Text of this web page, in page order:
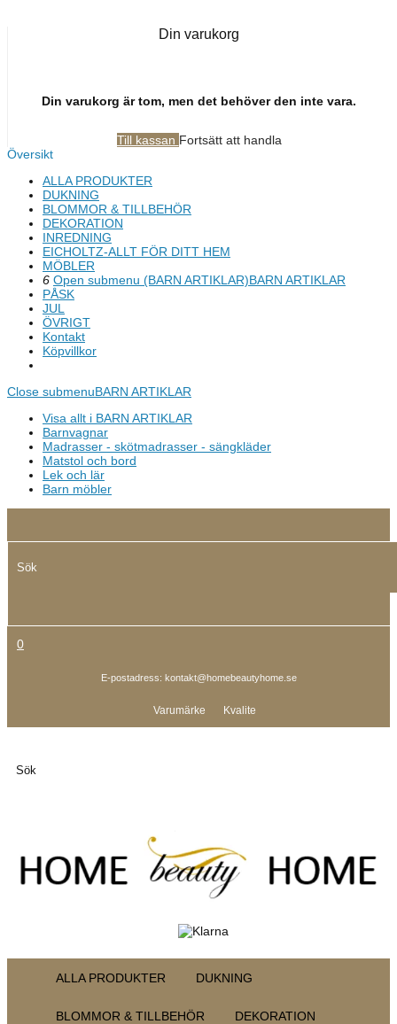
Din varukorg
Din varukorg är tom, men det behöver den inte vara.
Till kassan Fortsätt att handla
Översikt
ALLA PRODUKTER
DUKNING
BLOMMOR & TILLBEHÖR
DEKORATION
INREDNING
EICHOLTZ-ALLT FÖR DITT HEM
MÖBLER
6 Open submenu (BARN ARTIKLAR)BARN ARTIKLAR
PÅSK
JUL
ÖVRIGT
Kontakt
Köpvillkor
Close submenuBARN ARTIKLAR
Visa allt i BARN ARTIKLAR
Barnvagnar
Madrasser - skötmadrasser - sängkläder
Matstol och bord
Lek och lär
Barn möbler
0
E-postadress: kontakt@homebeautyhome.se
Varumärke Kvalite
ALLA PRODUKTER DUKNING
BLOMMOR & TILLBEHÖR DEKORATION